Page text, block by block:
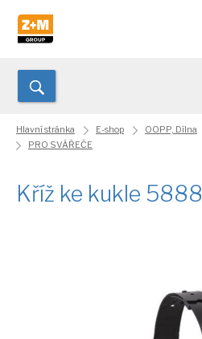
Hlavní stránka E-shop OOPP, Dílna
PRO SVÁŘEČE
Kříž ke kukle 5888